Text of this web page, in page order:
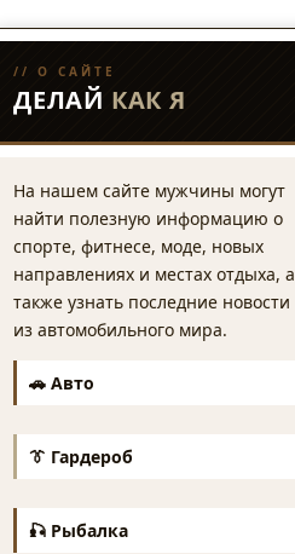
// О САЙТЕ
ДЕЛАЙ КАК Я
На нашем сайте мужчины могут
найти полезную информацию о
спорте, фитнесе, моде, новых
направлениях и местах отдыха, а
также узнать последние новости
из автомобильного мира.
🚗 Авто
👔 Гардероб
🎣 Рыбалка